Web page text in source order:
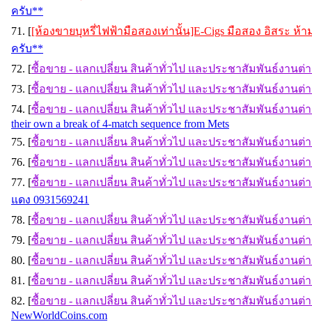
ครับ**
71. [[ห้องขายบุหรี่ไฟฟ้ามือสองเท่านั้น]E-Cigs มือสอง อิสระ ห้
ครับ**
72. [ซื้อขาย - แลกเปลี่ยน สินค้าทั่วไป และประชาสัมพันธ์งานต่า
73. [ซื้อขาย - แลกเปลี่ยน สินค้าทั่วไป และประชาสัมพันธ์งานต่า
74. [ซื้อขาย - แลกเปลี่ยน สินค้าทั่วไป และประชาสัมพันธ์งานต่า
their own a break of 4-match sequence from Mets
75. [ซื้อขาย - แลกเปลี่ยน สินค้าทั่วไป และประชาสัมพันธ์งานต่า
76. [ซื้อขาย - แลกเปลี่ยน สินค้าทั่วไป และประชาสัมพันธ์งานต่า
77. [ซื้อขาย - แลกเปลี่ยน สินค้าทั่วไป และประชาสัมพันธ์งานต่า
แดง 0931569241
78. [ซื้อขาย - แลกเปลี่ยน สินค้าทั่วไป และประชาสัมพันธ์งานต่า
79. [ซื้อขาย - แลกเปลี่ยน สินค้าทั่วไป และประชาสัมพันธ์งานต่า
80. [ซื้อขาย - แลกเปลี่ยน สินค้าทั่วไป และประชาสัมพันธ์งานต่า
81. [ซื้อขาย - แลกเปลี่ยน สินค้าทั่วไป และประชาสัมพันธ์งานต่า
82. [ซื้อขาย - แลกเปลี่ยน สินค้าทั่วไป และประชาสัมพันธ์งานต่า
NewWorldCoins.com